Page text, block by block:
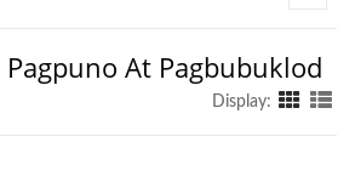
Pagpuno At Pagbubuklod
Display: